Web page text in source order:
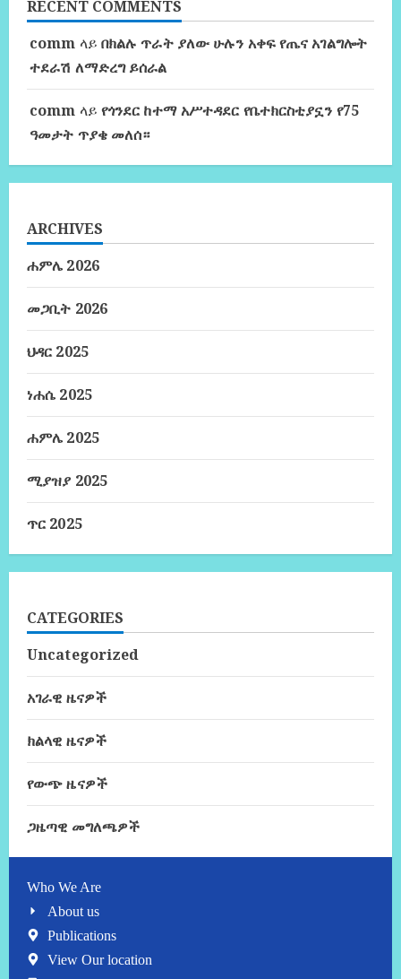
RECENT COMMENTS
comm ላይ በክልሉ ጥራት ያለው ሁሉን አቀፍ የጤና አገልግሎት
ተደራሽ ለማድረግ ይሰራል
comm ላይ የጎንደር ከተማ አሥተዳደር የቤተክርስቲያኗን የ75
ዓመታት ጥያቄ መለሰ።
ARCHIVES
ሐምሌ 2026
መጋቢት 2026
ህዳር 2025
ነሐሴ 2025
ሐምሌ 2025
ሚያዝያ 2025
ጥር 2025
CATEGORIES
Uncategorized
አገራዊ ዜናዎች
ክልላዊ ዜናዎች
የውጭ ዜናዎች
ጋዜጣዊ መግለጫዎች
Who We Are
About us
Publications
View Our location